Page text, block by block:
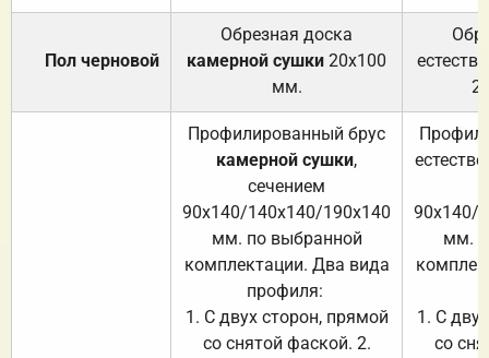
Пол черновой
Обрезная доска
камерной сушки 20х100
мм.
Профилированный брус
камерной сушки,
сечением
90х140/140х140/190х140
мм. по выбранной
комплектации. Два вида
профиля:
1. С двух сторон, прямой
со снятой фаской. 2.
90х140/
мм.
1. С
со